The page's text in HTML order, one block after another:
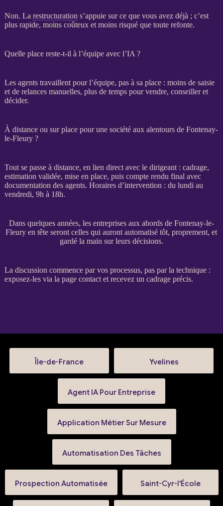
Non. La restructuration s’appuie sur ce que vous avez déjà ; c’est
plus rapide, moins coûteux et moins risqué que toute refonte.
Quelle place reste-t-il à l’équipe avec l’IA ?
Les agentstravaillent pour l’équipe, pas à sa place : moins de saisie
et de relancesmanuelles, plus de temps pour vendre, conseiller et
décider.
À distance ou sur place pour une société aux alentours de Fontenay-
le-Fleury ?
Tout se passe à distance, en lien direct avec le dirigeant : cadrage,
estimation validée, mise en place, puis compte rendu final avec
documentation des agents. Horaires d’intervention : du lundi au
vendredi, 9h à 18h.
Dans quelques années, les entreprises aux abords de Fontenay-le-
Fleury en tête seront celles qui auront automatisé tôt, proprement, et
gardé la main sur leurs décisions.
La discussion commence par vos processus, pas par la technique :
exposez-les via la page contactet recevez un cadrageprécis.
Île-de-France Yvelines
Agent IA Pour Entreprise
Application Métier Sur Mesure
Automatisation Des Tâches
Prospection Automatisée Saint-Cyr-l'École